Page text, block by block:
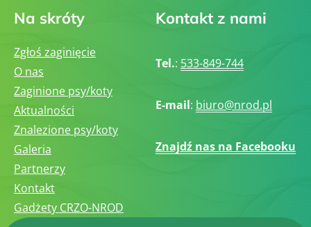
Na skróty
Zgłoś zaginięcie
O nas
Zaginione psy/koty
Aktualności
Znalezione psy/koty
Galeria
Partnerzy
Kontakt
Gadżety CRZO-NROD
Kontakt z nami
Tel.: 533-849-744
E-mail: biuro@nrod.pl
Znajdź nas na Facebooku